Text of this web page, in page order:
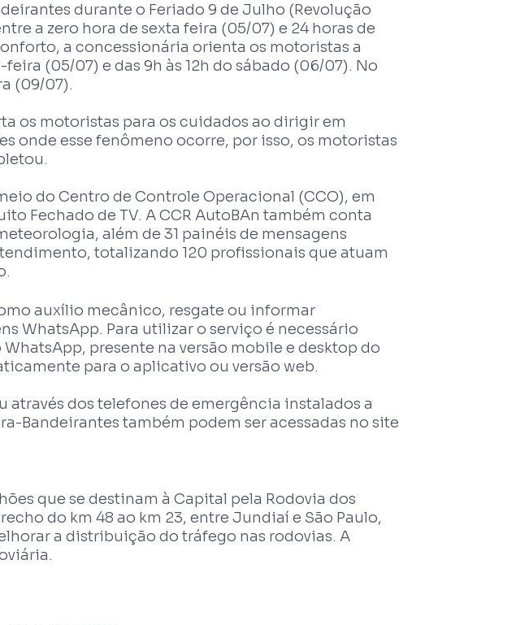
durante o Feriado 9 de Julho (Revolução
a zero hora de sexta feira (05/07) e 24 horas de
a concessionária orienta os motoristas a
(05/07) e das 9h às 12h do sábado (06/07). No
(09/07).
os motoristas para os cuidados ao dirigir em
onde esse fenômeno ocorre, por isso, os motoristas
do Centro de Controle Operacional (CCO), em
Fechado de TV. A CCR AutoBAn também conta
além de 31 painéis de mensagens
totalizando 120 profissionais que atuam
auxílio mecânico, resgate ou informar
WhatsApp. Para utilizar o serviço é necessário
presente na versão mobile e desktop do
para o aplicativo ou versão web.
dos telefones de emergência instalados a
Bandeirantes também podem ser acessadas no site
que se destinam à Capital pela Rodovia dos
do km 48 ao km 23, entre Jundiaí e São Paulo,
a distribuição do tráfego nas rodovias. A